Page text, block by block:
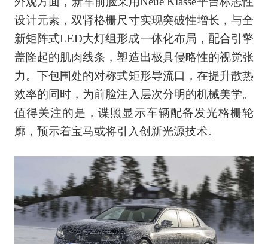
设计元素，双肾格栅尺寸实现突破性增长，与全
新矩阵式LED大灯组形成一体化布局，配合引擎
盖隆起的肌肉线条，塑造出极具侵略性的视觉张
力。下包围处的对称式矩形导流口，在提升散热
效率的同时，为前脸注入层次分明的机械美学。
值得关注的是，谍照显示车辆配备发光格栅轮
廓，预示着宝马或将引入创新光源技术。